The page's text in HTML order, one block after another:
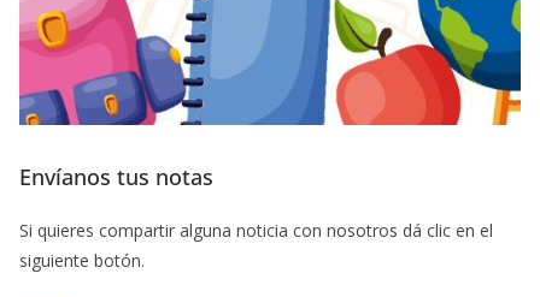
Envíanos tus notas
Si quieres compartir alguna noticia con nosotros dá clic en el
siguiente botón.